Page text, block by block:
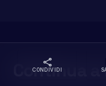
Continua a
share
CONDIVIDI